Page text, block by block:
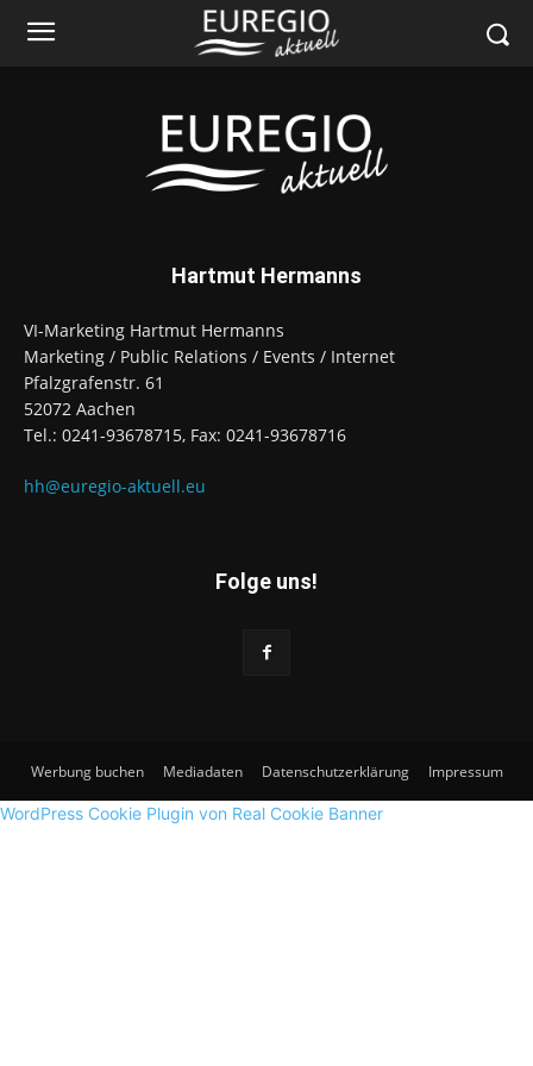
Hartmut Hermanns
VI-Marketing Hartmut Hermanns
Marketing / Public Relations / Events / Internet
Pfalzgrafenstr. 61
52072 Aachen
Tel.: 0241-93678715, Fax: 0241-93678716
hh@euregio-aktuell.eu
Folge uns!
Werbung buchen Mediadaten Datenschutzerklärung Impressum
WordPress Cookie Plugin von Real Cookie Banner